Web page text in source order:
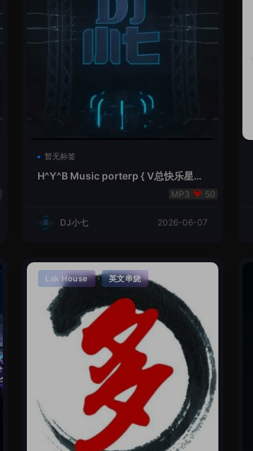
暂无标签
H^Y^B Music porterp { V总快乐星球
50
DJ小七 2026-06-07
Lak House · 英文串烧